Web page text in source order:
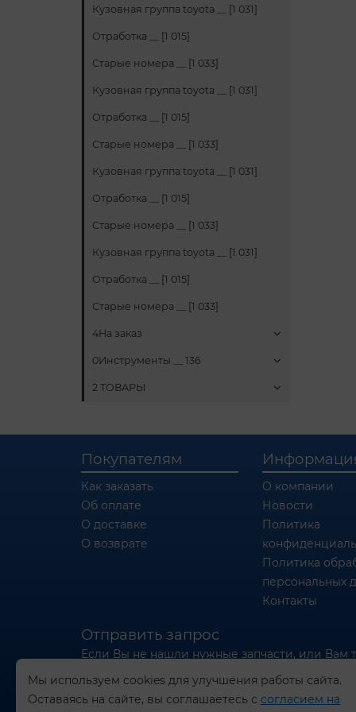
Кузовная группа toyota __ [1 031]
Отработка __ [1 015]
Старые номера __ [1 033]
Кузовная группа toyota __ [1 031]
Отработка __ [1 015]
Старые номера __ [1 033]
Кузовная группа toyota __ [1 031]
Отработка __ [1 015]
Старые номера __ [1 033]
Кузовная группа toyota __ [1 031]
Отработка __ [1 015]
Старые номера __ [1 033]
4На заказ
0Инструменты __ 136
2 ТОВАРЫ
Покупателям
Как заказать
Об оплате
О доставке
О возврате
О компании
Новости
Политика
Политика
персональных
Контакты
Отправить запрос
Если Вы не нашли нужные запчасти, или Вам
отправьте нам запрос - мы Вам поможем
Отправить запрос продавцу
Мы используем cookies для улучшения работы сайта.
Оставаясь на сайте, вы соглашаетесь с согласием на